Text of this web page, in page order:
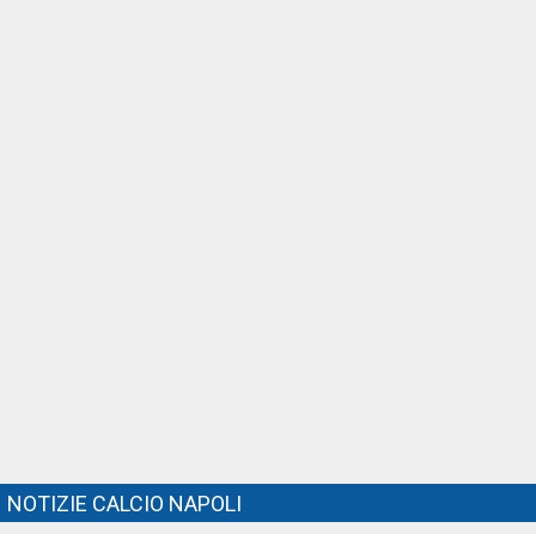
NOTIZIE CALCIO NAPOLI